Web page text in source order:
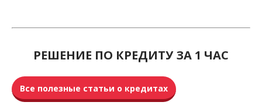
РЕШЕНИЕ ПО КРЕДИТУ ЗА 1 ЧАС
Все полезные статьи о кредитах